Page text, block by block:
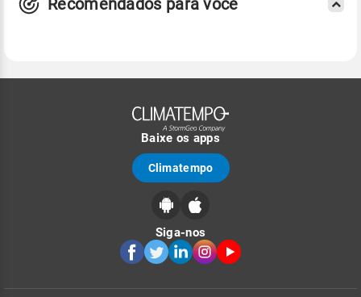
Recomendados para você
Baixe os apps
Climatempo
Siga-nos